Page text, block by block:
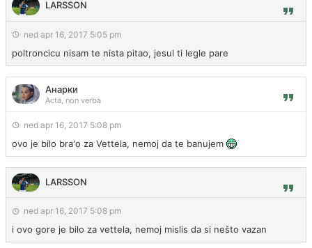
LARSSON
ned apr 16, 2017 5:05 pm
poltroncicu nisam te nista pitao, jesul ti legle pare
Анарки
Acta, non verba
ned apr 16, 2017 5:08 pm
ovo je bilo bra'o za Vettela, nemoj da te banujem
LARSSON
ned apr 16, 2017 5:08 pm
i ovo gore je bilo za vettela, nemoj mislis da si nešto vazan